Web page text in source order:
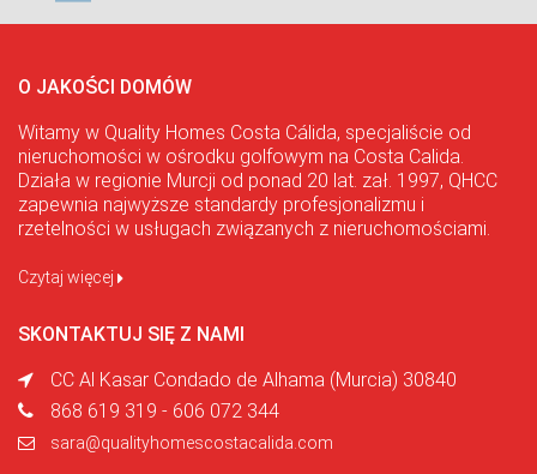
O JAKOŚCI DOMÓW
Witamy w Quality Homes Costa Cálida, specjaliście od
nieruchomości w ośrodku golfowym na Costa Calida.
Działa w regionie Murcji od ponad 20 lat. zał. 1997, QHCC
zapewnia najwyższe standardy profesjonalizmu i
rzetelności w usługach związanych z nieruchomościami.
Czytaj więcej
SKONTAKTUJ SIĘ Z NAMI
CC Al Kasar Condado de Alhama (Murcia) 30840
868 619 319 - 606 072 344
sara@qualityhomescostacalida.com